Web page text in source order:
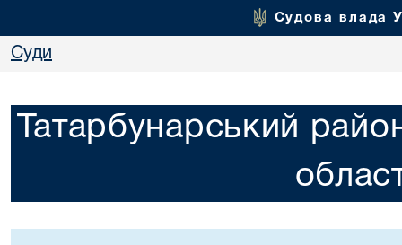
Судова влада
Суди
Татарбунарський